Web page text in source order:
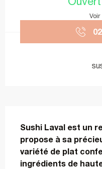
Voir
Sushi Laval est un
propose à sa
variété de plat
ingrédients de haute